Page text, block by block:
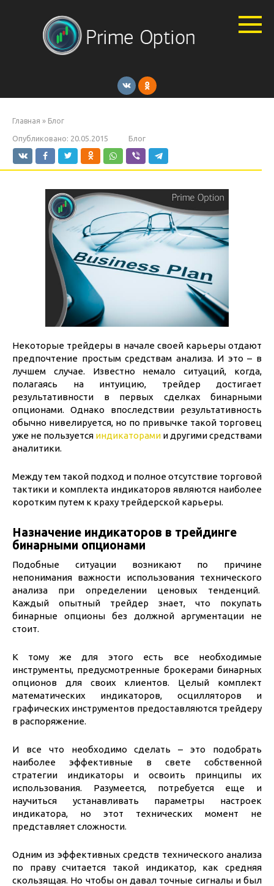
Главная » Блог
Опубликовано: 20.05.2015 Блог
Некоторые трейдеры в начале своей карьеры отдают
предпочтение простым средствам анализа. И это – в
лучшем случае. Известно немало ситуаций, когда,
полагаясь на интуицию, трейдер достигает
результативности в первых сделках бинарными
опционами. Однако впоследствии результативность
обычно нивелируется, но по привычке такой торговец
уже не пользуется индикаторами и другими средствами
аналитики.
Между тем такой подход и полное отсутствие торговой
тактики и комплекта индикаторов являются наиболее
коротким путем к краху трейдерской карьеры.
Назначение индикаторов в трейдинге
бинарными опционами
Подобные ситуации возникают по причине
непонимания важности использования технического
анализа при определении ценовых тенденций.
Каждый опытный трейдер знает, что покупать
бинарные опционы без должной аргументации не
стоит.
К тому же для этого есть все необходимые
инструменты, предусмотренные брокерами бинарных
опционов для своих клиентов. Целый комплект
математических индикаторов, осцилляторов и
графических инструментов предоставляются трейдеру
в распоряжение.
И все что необходимо сделать – это подобрать
наиболее эффективные в свете собственной
стратегии индикаторы и освоить принципы их
использования. Разумеется, потребуется еще и
научиться устанавливать параметры настроек
индикатора, но этот технических момент не
представляет сложности.
Одним из эффективных средств технического анализа
по праву считается такой индикатор, как средняя
скользящая. Но чтобы он давал точные сигналы и был